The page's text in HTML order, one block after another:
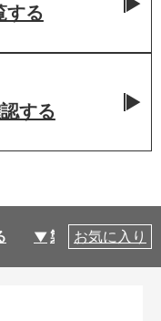
する
する
製品仕様
お気に入り